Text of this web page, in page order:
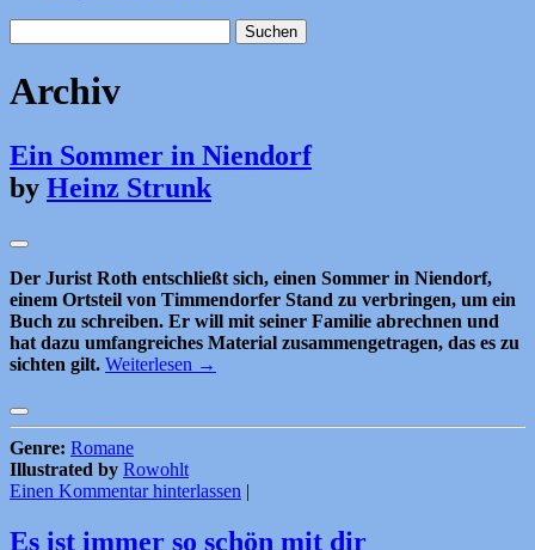
nach:
Archiv
Ein Sommer in Niendorf
by Heinz Strunk
Der Jurist Roth entschließt sich, einen Sommer in Niendorf,
einem Ortsteil von Timmendorfer Stand zu verbringen, um ein
Buch zu schreiben. Er will mit seiner Familie abrechnen und
hat dazu umfangreiches Material zusammengetragen, das es zu
sichten gilt. Weiterlesen →
Genre: Romane
Illustrated by Rowohlt
Einen Kommentar hinterlassen
Es ist immer so schön mit dir